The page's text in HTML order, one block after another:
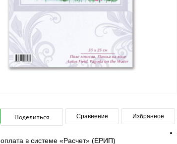
Поделиться Сравнение Избранное
оплата в системе «Расчет» (ЕРИП)